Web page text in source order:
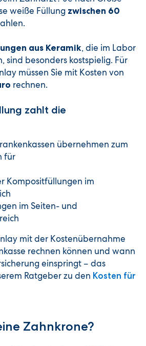
weiße Füllung zwischen 60
aus Keramik, die im Labor
sind besonders kostspielig. Für
müssen Sie mit Kosten von
rechnen.
zahlt die
übernehmen zum
für
Kompositfüllungen im
im Seiten- und
mit der Kostenübernahme
rechnen können und wann
einspringt – das
Ratgeber zu den Kosten für
Zahnkrone?